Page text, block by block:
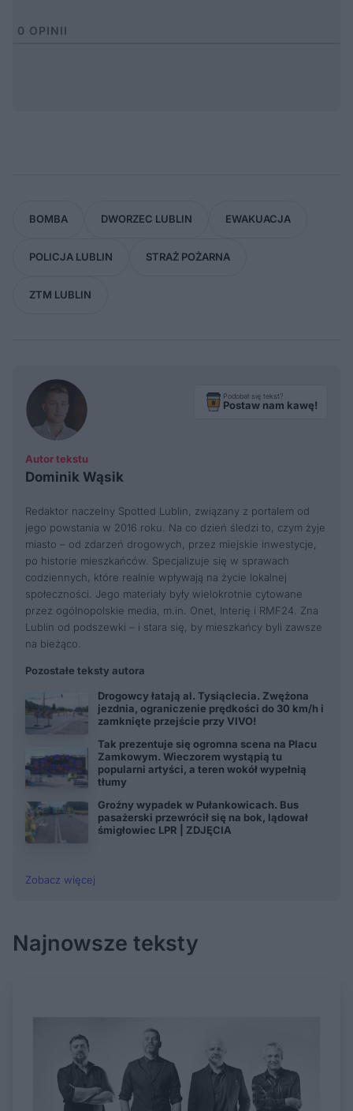
0 OPINII
BOMBA DWORZEC LUBLIN EWAKUACJA
POLICJA LUBLIN STRAŻ POŻARNA
ZTM LUBLIN
Autor tekstu
Dominik Wąsik
Podobał się tekst?
Postaw nam kawę!
Redaktor naczelny Spotted Lublin, związany z portalem od
jego powstania w 2016 roku. Na co dzień śledzi to, czym żyje
miasto – od zdarzeń drogowych, przez miejskie inwestycje,
po historie mieszkańców. Specjalizuje się w sprawach
codziennych, które realnie wpływają na życie lokalnej
społeczności. Jego materiały były wielokrotnie cytowane
przez ogólnopolskie media, m.in. Onet, Interię i RMF24. Zna
Lublin od podszewki – i stara się, by mieszkańcy byli zawsze
na bieżąco.
Pozostałe teksty autora
Drogowcy łatają al. Tysiąclecia. Zwężona
jezdnia, ograniczenie prędkości do 30 km/h i
zamknięte przejście przy VIVO!
Tak prezentuje się ogromna scena na Placu
Zamkowym. Wieczorem wystąpią tu
popularni artyści, a teren wokół wypełnią
tłumy
Groźny wypadek w Pułankowicach. Bus
pasażerski przewrócił się na bok, lądował
śmigłowiec LPR | ZDJĘCIA
Zobacz więcej
Najnowsze teksty